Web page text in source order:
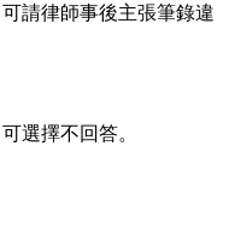
請律師事後主張筆錄違
選擇不回答。